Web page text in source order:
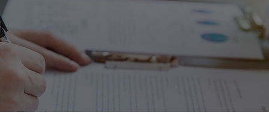
四川标准 T/SCSDX 0002-2021
四川标准 卫星定位系统平台要求